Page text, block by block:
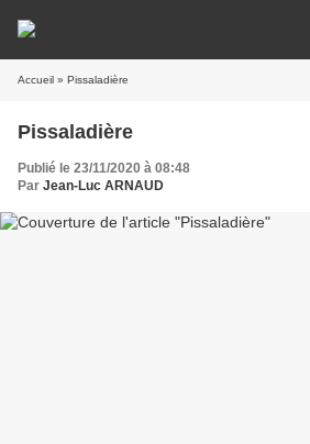
Accueil » Pissaladière
Pissaladière
Publié le 23/11/2020 à 08:48
Par Jean-Luc ARNAUD